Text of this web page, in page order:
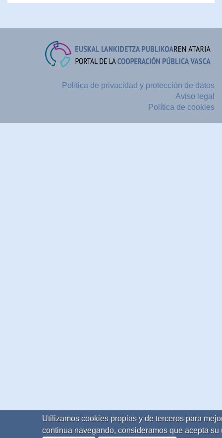
Política de privacidad y protección de datos
Aviso legal
Política de cookies
Utilizamos cookies propias y de terceros para
continua navegando, consideramos que acepta su